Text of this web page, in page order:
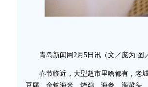
青岛新闻网2月5日讯（文／庞为
春节临近，大型超市里啥都有，老
豆腐、金钩海米、烧鸡、海参、海蜇